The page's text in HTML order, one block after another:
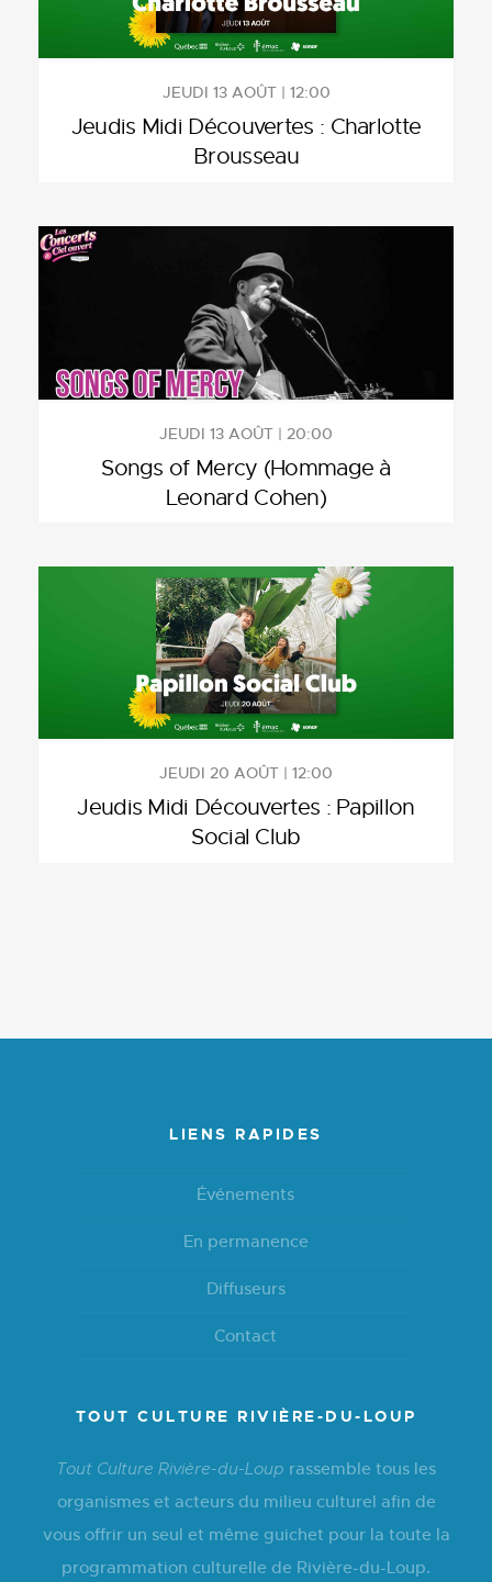
JEUDI 13 AOÛT | 12:00
Jeudis Midi Découvertes : Charlotte
Brousseau
JEUDI 13 AOÛT | 20:00
Songs of Mercy (Hommage à
Leonard Cohen)
JEUDI 20 AOÛT | 12:00
Jeudis Midi Découvertes : Papillon
Social Club
LIENS RAPIDES
Événements
En permanence
Diffuseurs
Contact
TOUT CULTURE RIVIÈRE-DU-LOUP
Tout Culture Rivière-du-Loup rassemble tous les
organismes et acteurs du milieu culturel afin de
vous offrir un seul et même guichet pour la toute la
programmation culturelle de Rivière-du-Loup.